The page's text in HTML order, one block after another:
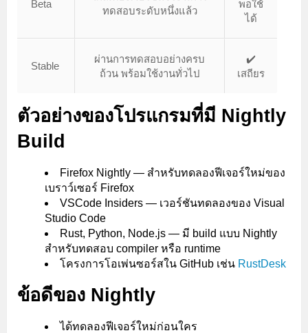
Beta
ทดสอบระดับหนึ่งแล้ว
พอใช้
ได้
Stable
ผ่านการทดสอบอย่างครบ
ถ้วน พร้อมใช้งานทั่วไป
✔️
เสถียร
ตัวอย่างของโปรแกรมที่มี Nightly
Build
Firefox Nightly — สำหรับทดลองฟีเจอร์ใหม่ของ
เบราว์เซอร์ Firefox
VSCode Insiders — เวอร์ชันทดลองของ Visual
Studio Code
Rust, Python, Node.js — มี build แบบ Nightly
สำหรับทดสอบ compiler หรือ runtime
โครงการโอเพ่นซอร์สใน GitHub เช่น RustDesk
ข้อดีของ Nightly
ได้ทดลองฟีเจอร์ใหม่ก่อนใคร